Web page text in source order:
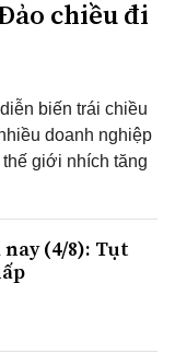
chiều đi
biến trái chiều
doanh nghiệp
giới nhích tăng
(4/8): Tụt